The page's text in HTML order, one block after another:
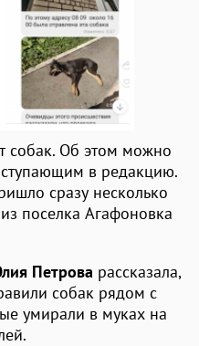
собак. Об этом можно
в редакцию.
сразу несколько
поселка Агафоновка
Петрова рассказала,
собак рядом с
умирали в муках на